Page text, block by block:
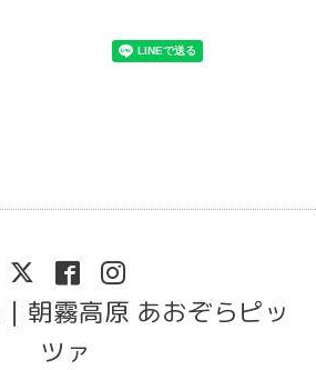
朝霧高原 あおぞらピッ
ツァ